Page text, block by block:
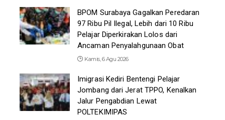
BPOM Surabaya Gagalkan Peredaran
97 Ribu Pil Ilegal, Lebih dari 10 Ribu
Pelajar Diperkirakan Lolos dari
Ancaman Penyalahgunaan Obat
Kamis, 6 Agu 2026
Imigrasi Kediri Bentengi Pelajar
Jombang dari Jerat TPPO, Kenalkan
Jalur Pengabdian Lewat
POLTEKIMIPAS